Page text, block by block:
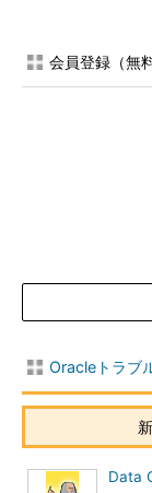
会員登録（無
Oracleトラブ
Data